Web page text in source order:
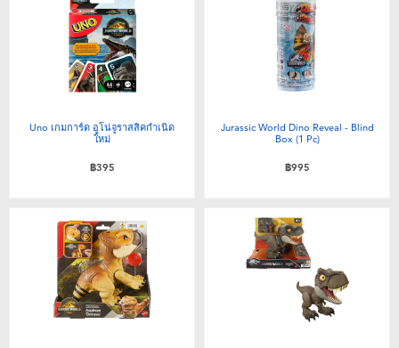
Uno เกมการ์ด อูโน่จูราสสิคกำเนิด
ใหม่
฿395
Jurassic World Dino Reveal - Blind
Box (1 Pc)
฿995